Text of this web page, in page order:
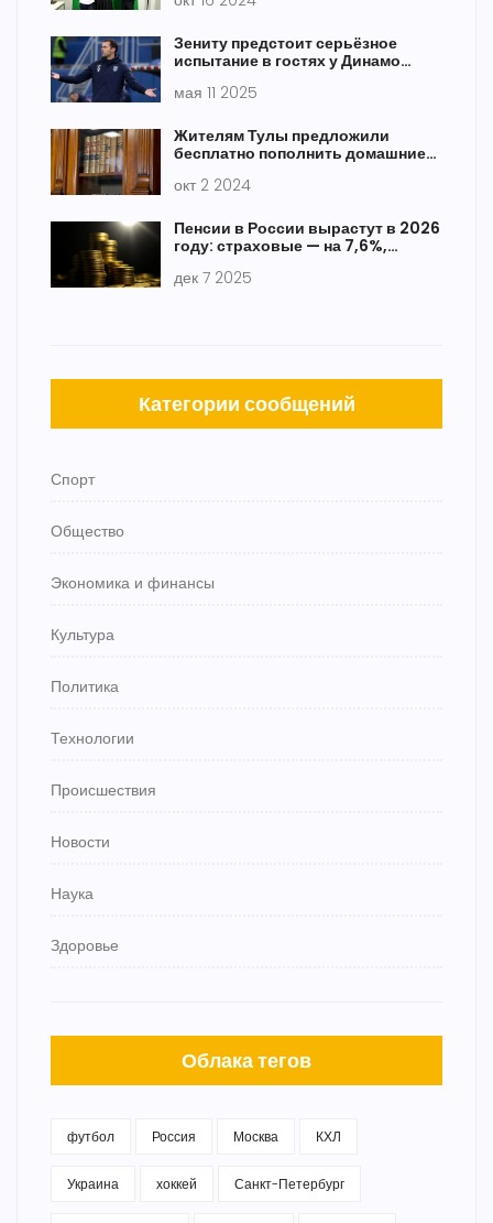
Зениту предстоит серьёзное
испытание в гостях у Динамо
Кержакова
мая 11 2025
Жителям Тулы предложили
бесплатно пополнить домашние
окт 2 2024
Пенсии в России вырастут в 2026
году: страховые — на 7,6%,
дек 7 2025
Категории сообщений
Спорт
Общество
Экономика и финансы
Культура
Политика
Технологии
Происшествия
Новости
Наука
Здоровье
Облака тегов
футбол Россия Москва КХЛ
Украина хоккей Санкт-Петербург